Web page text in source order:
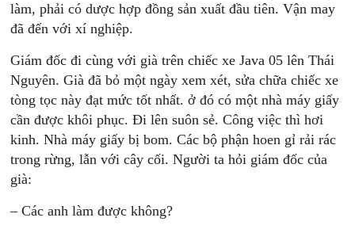
làm, phải có dược hợp đồng sản xuất đầu tiên. Vận may
đã đến với xí nghiệp.
Giám đốc đi cùng với già trên chiếc xe Java 05 lên Thái
Nguyên. Già đã bỏ một ngày xem xét, sửa chữa chiếc xe
tòng tọc này đạt mức tốt nhất. ở đó có một nhà máy giấy
cần được khôi phục. Đi lên suôn sẻ. Công việc thì hơi
kinh. Nhà máy giấy bị bom. Các bộ phận hoen gỉ rải rác
trong rừng, lẫn với cây cối. Người ta hỏi giám đốc của
già:
– Các anh làm được không?